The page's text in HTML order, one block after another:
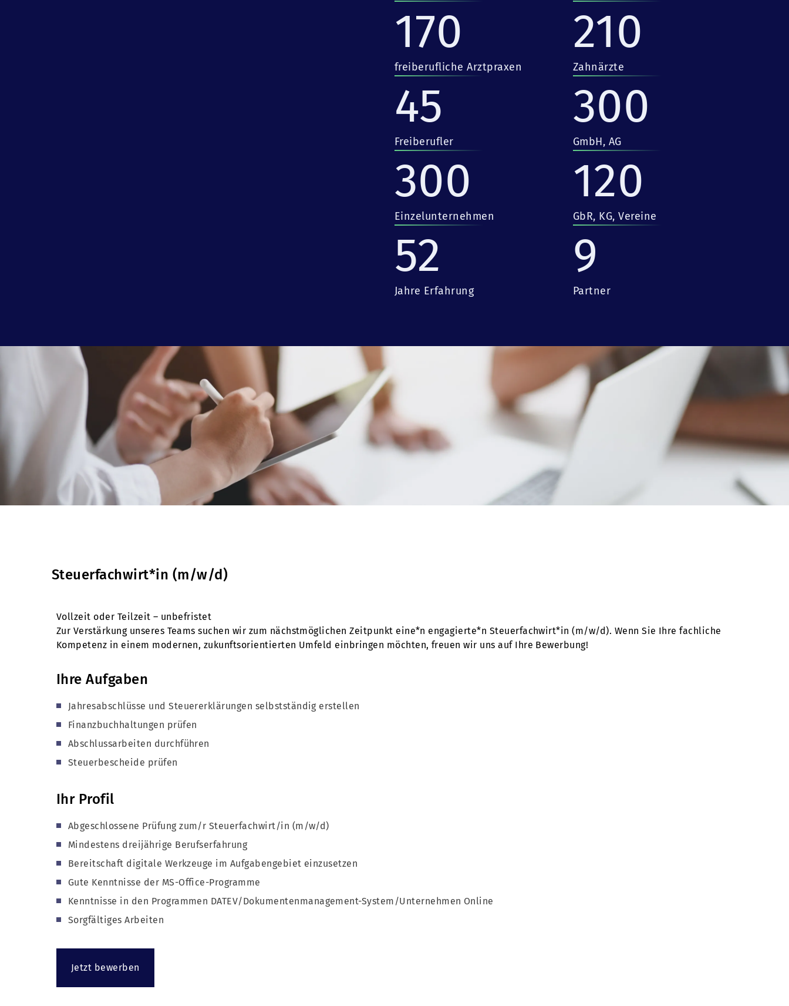
170
freiberufliche Arztpraxen
210
Zahnärzte
45
Freiberufler
300
GmbH, AG
300
Einzelunternehmen
120
GbR, KG, Vereine
52
Jahre Erfahrung
9
Partner
Steuerfachwirt*in (m/w/d)
Vollzeit oder Teilzeit – unbefristet
Zur Verstärkung unseres Teams suchen wir zum nächstmöglichen Zeitpunkt eine*n engagierte*n Steuerfachwirt*in (m/w/d). Wenn Sie Ihre fachliche
Kompetenz in einem modernen, zukunftsorientierten Umfeld einbringen möchten, freuen wir uns auf Ihre Bewerbung!
Ihre Aufgaben
Jahresabschlüsse und Steuererklärungen selbstständig erstellen
Finanzbuchhaltungen prüfen
Abschlussarbeiten durchführen
Steuerbescheide prüfen
Ihr Profil
Abgeschlossene Prüfung zum/r Steuerfachwirt/in (m/w/d)
Mindestens dreijährige Berufserfahrung
Bereitschaft digitale Werkzeuge im Aufgabengebiet einzusetzen
Gute Kenntnisse der MS-Office-Programme
Kenntnisse in den Programmen DATEV/Dokumentenmanagement-System/Unternehmen Online
Sorgfältiges Arbeiten
Jetzt bewerben